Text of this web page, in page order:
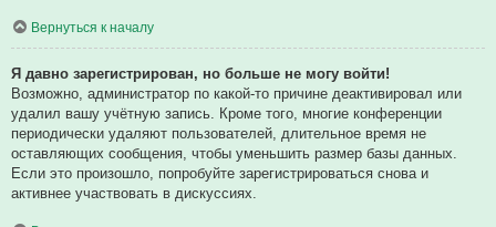
Вернуться к началу
Я давно зарегистрирован, но больше не могу войти!
Возможно, администратор по какой-то причине деактивировал или
удалил вашу учётную запись. Кроме того, многие конференции
периодически удаляют пользователей, длительное время не
оставляющих сообщения, чтобы уменьшить размер базы данных.
Если это произошло, попробуйте зарегистрироваться снова и
активнее участвовать в дискуссиях.